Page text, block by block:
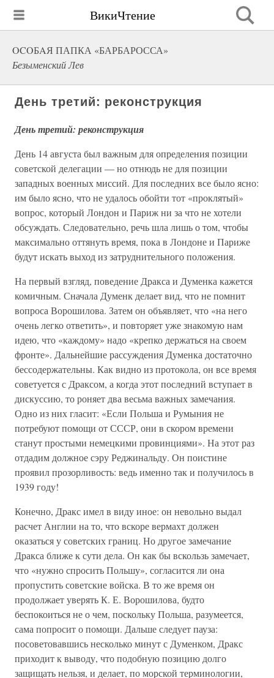
ВикиЧтение
OCOБAЯ ПАПКА «БАРБАРОССА»
Безыменский Лев
День третий: реконструкция
День третий: реконструкция
День 14 августа был важным для определения позиции
советской делегации — но отнюдь не для позиции
западных военных миссий. Для последних все было ясно:
им было ясно, что не удалось обойти тот «проклятый»
вопрос, который Лондон и Париж ни за что не хотели
обсуждать. Следовательно, речь шла лишь о том, чтобы
максимально оттянуть время, пока в Лондоне и Париже
будут искать выход из затруднительного положения.
На первый взгляд, поведение Дракса и Думенка кажется
комичным. Сначала Думенк делает вид, что не помнит
вопроса Ворошилова. Затем он объявляет, что «на него
очень легко ответить», и повторяет уже знакомую нам
идею, что «каждому» надо «крепко держаться на своем
фронте». Дальнейшие рассуждения Думенка достаточно
бессодержательны. Как видно из протокола, он все время
советуется с Драксом, а когда этот последний вступает в
дискуссию, то роняет два весьма важных замечания.
Одно из них гласит: «Если Польша и Румыния не
потребуют помощи от СССР, они в скором времени
станут простыми немецкими провинциями». На этот раз
отдадим должное сэру Реджинальду. Он поистине
проявил прозорливость: ведь именно так и получилось в
1939 году!
Конечно, Дракс имел в виду иное: он невольно выдал
расчет Англии на то, что вскоре вермахт должен
оказаться у советских границ. Но другое замечание
Дракса ближе к сути дела. Он как бы вскользь замечает,
что «нужно спросить Польшу», согласится ли она
пропустить советские войска. В то же время он
продолжает уверять К. Е. Ворошилова, будто
беспокоиться не о чем, поскольку Польша, разумеется,
сама попросит о помощи. Дальше следует пауза:
посоветовавшись несколько минут с Думенком, Дракс
приходит к выводу, что подобную позицию долго
защищать нельзя, и делает, по морской терминологии,